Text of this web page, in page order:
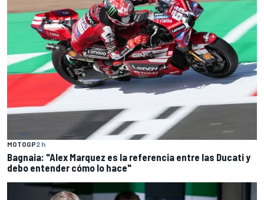
MOTOGP2 h
Bagnaia: "Alex Marquez es la referencia entre las Ducati y
debo entender cómo lo hace"